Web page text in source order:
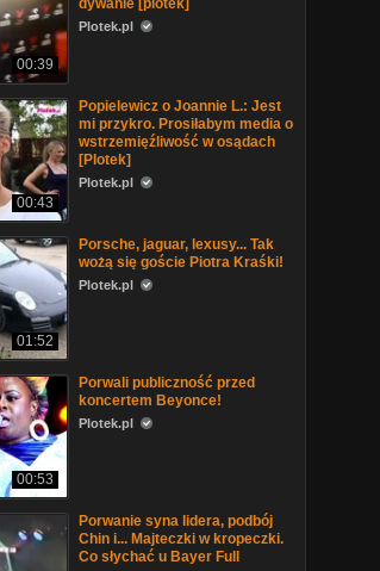
00:39
dywanie [plotek]
Plotek.pl
00:43
Popielewicz o Joannie L.: Jest
mi przykro. Prosiłabym media o
wstrzemięźliwość w osądach
[Plotek]
Plotek.pl
01:52
Porsche, jaguar, lexusy... Tak
wożą się goście Piotra Kraśki!
Plotek.pl
00:53
Porwali publiczność przed
koncertem Beyonce!
Plotek.pl
Porwanie syna lidera, podbój
Chin i... Majteczki w kropeczki.
Co słychać u Bayer Full